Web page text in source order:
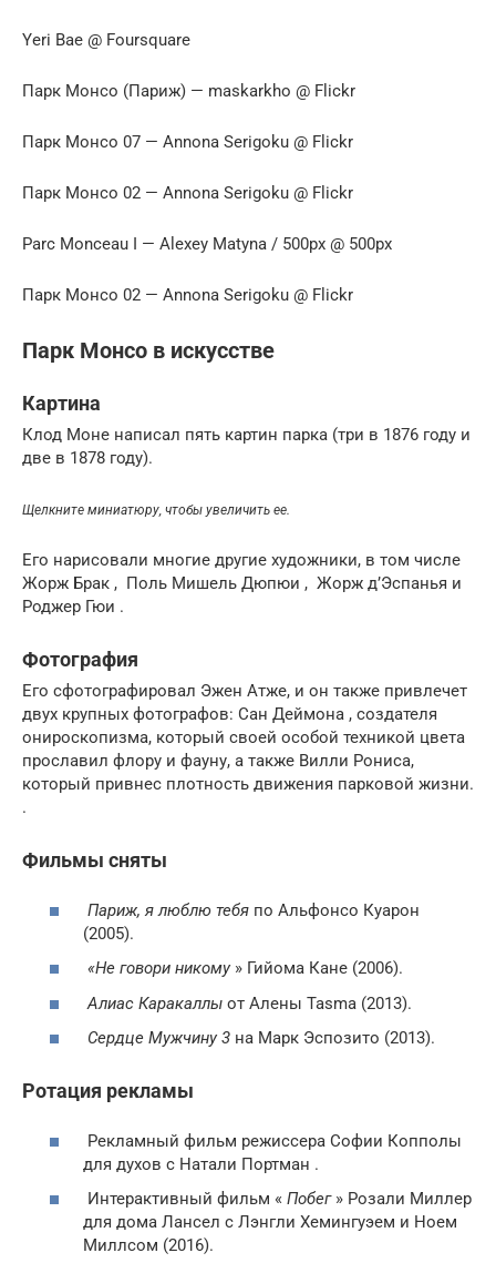
Yeri Bae @ Foursquare
Парк Монсо (Париж) — maskarkho @ Flickr
Парк Монсо 07 — Annona Serigoku @ Flickr
Парк Монсо 02 — Annona Serigoku @ Flickr
Parc Monceau I — Alexey Matyna / 500px @ 500px
Парк Монсо 02 — Annona Serigoku @ Flickr
Парк Монсо в искусстве
Картина
Клод Моне написал пять картин парка (три в 1876 году и
две в 1878 году).
Щелкните миниатюру, чтобы увеличить ее.
Его нарисовали многие другие художники, в том числе
Жорж Брак , Поль Мишель Дюпюи , Жорж д’Эспанья и
Роджер Гюи .
Фотография
Его сфотографировал Эжен Атже, и он также привлечет
двух крупных фотографов: Сан Деймона , создателя
онироскопизма, который своей особой техникой цвета
прославил флору и фауну, а также Вилли Рониса,
который привнес плотность движения парковой жизни.
.
Фильмы сняты
Париж, я люблю тебя по Альфонсо Куарон
(2005).
«Не говори никому» Гийома Кане (2006).
Алиас Каракаллы от Алены Tasma (2013).
Сердце Мужчину 3 на Марк Эспозито (2013).
Ротация рекламы
Рекламный фильм режиссера Софии Копполы
для духов с Натали Портман .
Интерактивный фильм « Побег» Розали Миллер
для дома Лансел с Лэнгли Хемингуэем и Ноем
Миллсом (2016).